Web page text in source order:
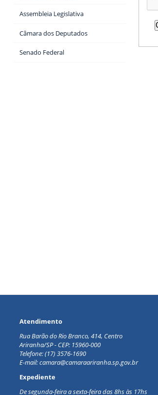
Assembleia Legislativa
Câmara dos Deputados
Senado Federal
Atendimento
Rua Barão do Rio Branco, 414, Centro
Ariranha/SP - CEP: 15960-000
Telefone: (17) 3576-1690
E-mail: camara@camaraariranha.sp.gov.br
Expediente
De segunda-feira a sexta-feira das 8hs às 17hs